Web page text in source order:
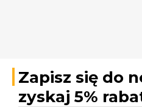
Zapisz się do
zyskaj 5%